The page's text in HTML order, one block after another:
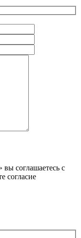
соглашаетесь с
согласие